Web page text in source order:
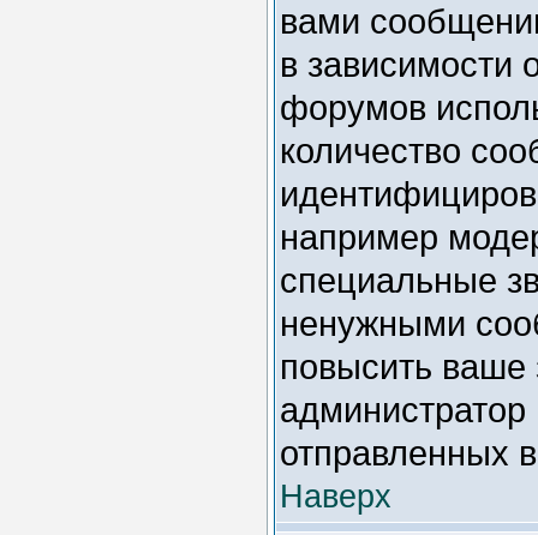
вами
в зависимости
форумов
количество
например
специальные
ненужными
повысить ваше
администратор
отправленных
Наверх